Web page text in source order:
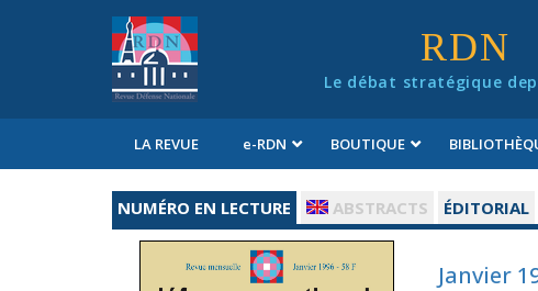
RDN
Le débat stratégique
LA REVUE e-RDN BOUTIQUE
NUMÉRO EN LECTURE ABSTRACTS ÉDITORIAL
Janvier